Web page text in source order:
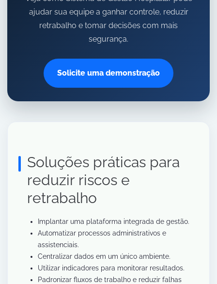
ajudar sua equipe a ganhar controle, reduzir
retrabalho e tomar decisões com mais
segurança.
Solicite uma demonstração
Soluções práticas para
reduzir riscos e
retrabalho
Implantar uma plataforma integrada de gestão.
Automatizar processos administrativos e
assistenciais.
Centralizar dados em um único ambiente.
Utilizar indicadores para monitorar resultados.
Padronizar fluxos de trabalho e reduzir falhas